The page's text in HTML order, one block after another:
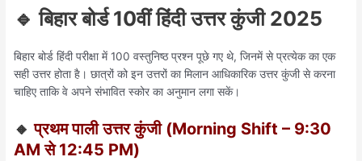
🔹 बिहार बोर्ड 10वीं हिंदी उत्तर कुंजी 2025
बिहार बोर्ड हिंदी परीक्षा में 100 वस्तुनिष्ठ प्रश्न पूछे गए थे, जिनमें से प्रत्येक का एक
सही उत्तर होता है। छात्रों को इन उत्तरों का मिलान आधिकारिक उत्तर कुंजी से करना
चाहिए ताकि वे अपने संभावित स्कोर का अनुमान लगा सकें।
🔸प्रथम पाली उत्तर कुंजी (Morning Shift – 9:30
AM से 12:45 PM)